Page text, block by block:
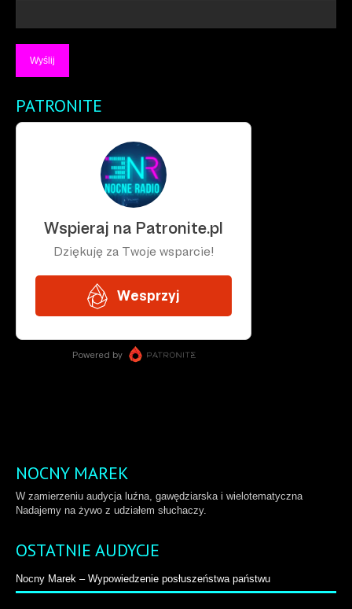
PATRONITE
NOCNY MAREK
W zamierzeniu audycja luźna, gawędziarska i wielotematyczna
Nadajemy na żywo z udziałem słuchaczy.
OSTATNIE AUDYCJE
Nocny Marek – Wypowiedzenie posłuszeństwa państwu